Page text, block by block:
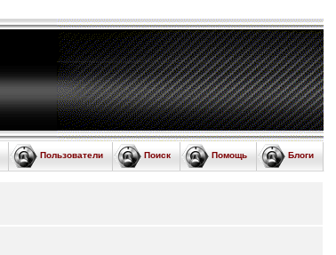
Блоги
Помощь
Поиск
Пользователи